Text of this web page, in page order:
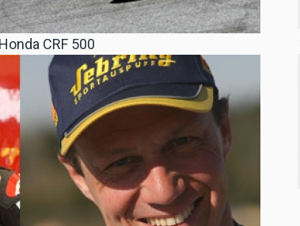
CRF 500